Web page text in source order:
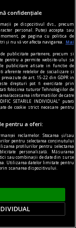
păstrată de
în curte
lui Alexandru
o deținea
din 2 Mai
însă un
intrarea în curte
confidențiale
pe dispozitivul dvs., precum
personal. Puteți accepta sau
pe pagina cu politica de
și nu vă vor afecta navigarea.
Mai
publicitate partenere, precum si
pentru a permite website-ului sa
publicitare afisate in functie de
aferente retelelor de socializare si
de art. 15-22 din GDPR in
drepturi pot fi exercitate prin
folosirea tuturor Tehnologiilor de
accesarea informatiilor de catre
SETARILE INDIVIDUAL” puteti
de cookie strict necesare pentru
pentru a oferi:
reclamelor. Stocarea și/sau
pentru selectarea conținutului
profilurilor pentru selectarea
personalizată. Măsurarea
sau combinații de date din surse
Utilizarea datelor limitate pentru
scanarea dispozitivului.